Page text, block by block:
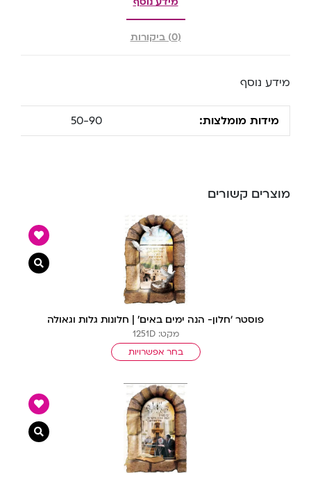
(0) ביקורות
מידע נוסף
מידות מומלצות: 50-90
מוצרים קשורים
פוסטר ‘חלון- הנה ימים באים’ | חלונות גלות וגאולה
מקט: 1251D
בחר אפשרויות
צפייה
צפייה